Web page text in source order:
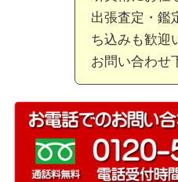
出張査定・鑑
ち込みも歓迎
お問い合わせ